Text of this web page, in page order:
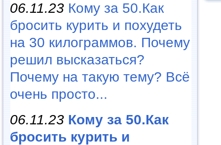
06.11.23 Кому за 50.Как
бросить курить и похудеть
на 30 килограммов. Почему
решил высказаться?
Почему на такую тему? Всё
очень просто...
06.11.23 Кому за 50.Как
бросить курить и